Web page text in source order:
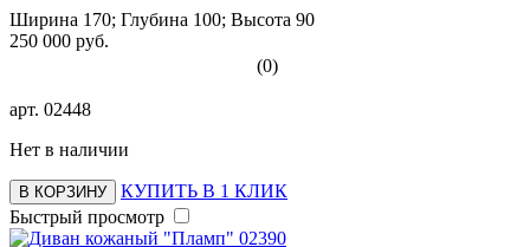
Ширина 170; Глубина 100; Высота 90
250 000 руб.
(0)
арт. 02448
Нет в наличии
В КОРЗИНУ
КУПИТЬ В 1 КЛИК
Быстрый просмотр